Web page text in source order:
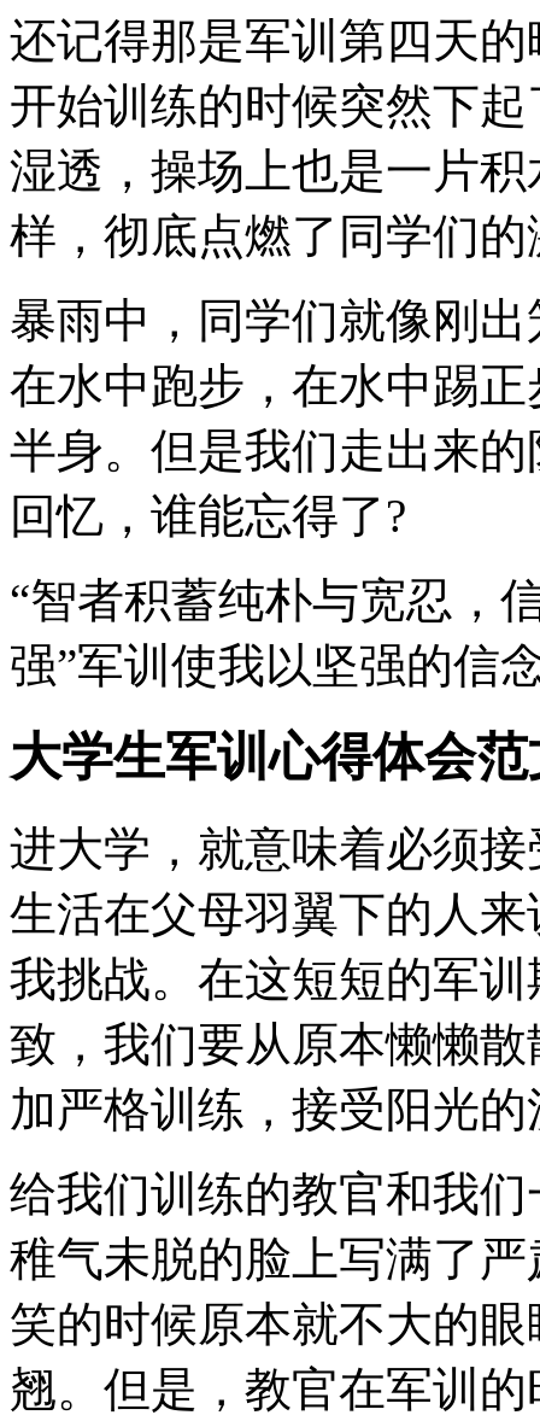
还记得那是军训第四天
开始训练的时候突然下
湿透，操场上也是一片
样，彻底点燃了同学们的
暴雨中，同学们就像刚
在水中跑步，在水中踢
半身。但是我们走出来
回忆，谁能忘得了?
“智者积蓄纯朴与宽忍，
强”军训使我以坚强的信
大学生军训心得体会范
进大学，就意味着必须
生活在父母羽翼下的人
我挑战。在这短短的军
致，我们要从原本懒懒
加严格训练，接受阳光
给我们训练的教官和我
稚气未脱的脸上写满了
笑的时候原本就不大的
翘。但是，教官在军训